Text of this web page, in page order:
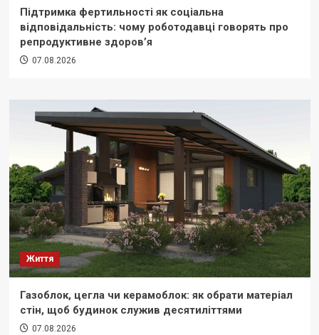
Підтримка фертильності як соціальна
відповідальність: чому роботодавці говорять про
репродуктивне здоров’я
07.08.2026
Життя
Газоблок, цегла чи керамоблок: як обрати матеріал
стін, щоб будинок служив десятиліттями
07.08.2026